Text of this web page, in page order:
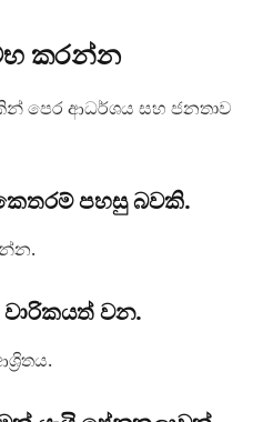
කරන්න
පෙර ආධර්ශය සහ ජනතාව
පහසු බවකි.
වන.